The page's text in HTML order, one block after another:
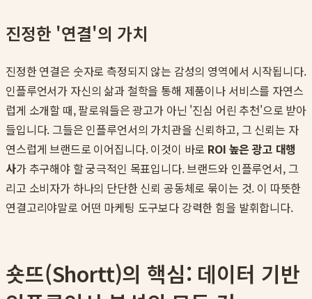
진정한 '연결'의 가치
진정한 연결은 숫자로 측정되지 않는 감성의 영역에서 시작됩니다.
인플루언서가 자신의 삶과 철학을 통해 제품이나 서비스를 자연스
럽게 소개할 때, 팔로워들은 광고가 아닌 '진심 어린 추천'으로 받아
들입니다. 그들은 인플루언서의 가치관을 신뢰하고, 그 신뢰는 자
연스럽게 브랜드로 이어집니다. 이것이 바로 ROI 높은 광고 대행
사가 추구해야 할 궁극적인 목표입니다. 브랜드와 인플루언서, 그
리고 소비자가 하나의 단단한 신뢰 공동체로 묶이는 것. 이 따뜻한
연결고리야말로 어떤 마케팅 도구보다 강력한 힘을 발휘합니다.
숏뜨(Shortt)의 핵심: 데이터 기반